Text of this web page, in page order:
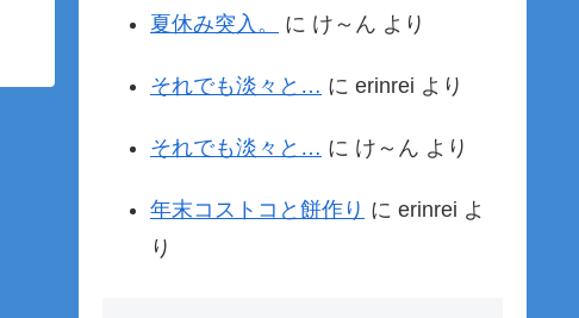
夏休み突入。 に け～ん より
それでも淡々と… に erinrei より
それでも淡々と… に け～ん より
年末コストコと餅作り に erinrei よ
り